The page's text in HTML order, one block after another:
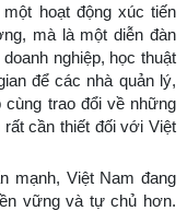
hoạt động xúc tiến
mà là một diễn đàn
nghiệp, học thuật
để các nhà quản lý,
cùng trao đổi về những
cần thiết đối với Việt
mạnh, Việt Nam đang
vững và tự chủ hơn.